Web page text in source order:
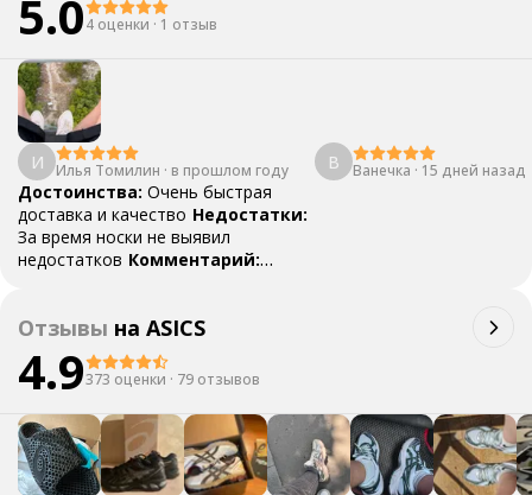
5.04 оценки · 1 отзыв
И Илья Томилин · в прошлом году
Достоинства: Очень быстрая
доставка и качество Недостатки:
За время носки не выявил
недостатков Комментарий:
для пробежек, выдержали и горы
В Ванечка · 15 дней назад
Отзывы на ASICS
4.9373 оценки · 79 отзывов